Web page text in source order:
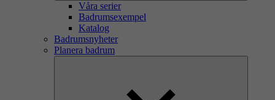
Våra serier
Badrumsexempel
Katalog
Badrumsnyheter
Planera badrum